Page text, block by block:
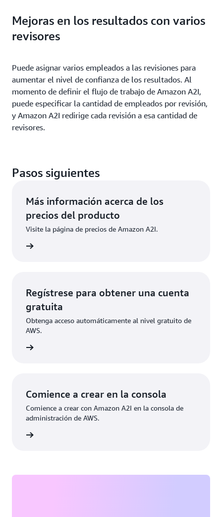
Mejoras en los resultados con varios
revisores
Puede asignar varios empleados a las revisiones para
aumentar el nivel de confianza de los resultados. Al
momento de definir el flujo de trabajo de Amazon A2I,
puede especificar la cantidad de empleados por revisión,
y Amazon A2I redirige cada revisión a esa cantidad de
revisores.
Pasos siguientes
Más información acerca de los
precios del producto
Visite la página de precios de Amazon A2I.
Regístrese para obtener una cuenta
gratuita
Obtenga acceso automáticamente al nivel gratuito de
AWS.
Comience a crear en la consola
Comience a crear con Amazon A2I en la consola de
administración de AWS.